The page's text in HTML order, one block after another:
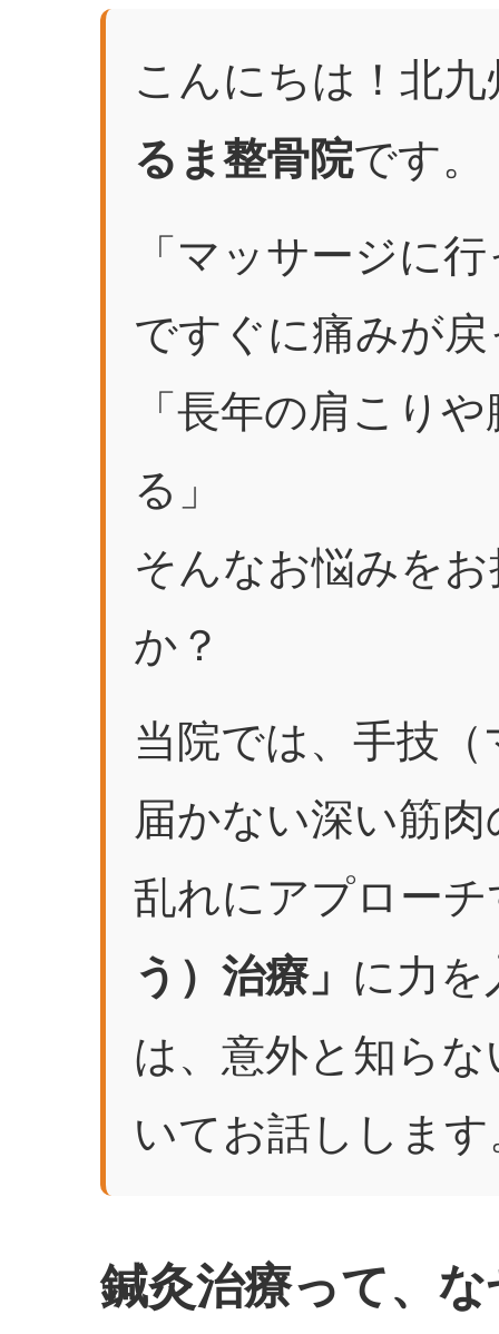
こんにちは！北
るま整骨院です。
「マッサージに
ですぐに痛みが
「長年の肩こり
る」
そんなお悩みを
か？
当院では、手技
届かない深い筋
乱れにアプロー
う）治療」 に力
は、意外と知ら
いてお話ししま
鍼灸治療って、